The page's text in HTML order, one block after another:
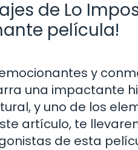
de Lo
película!
y
una impactante
y uno de los
artículo, te
de esta